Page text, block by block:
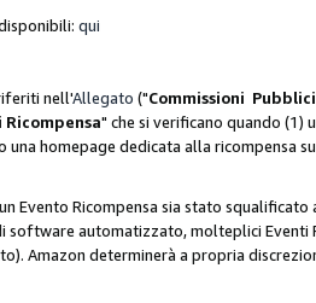
qui
nell'Allegato ("Commissioni
Ricompensa" che si verificano quando (1)
homepage dedicata alla ricompensa
Evento Ricompensa sia stato
automatizzato, molteplici Eventi
Amazon determinerà a propria